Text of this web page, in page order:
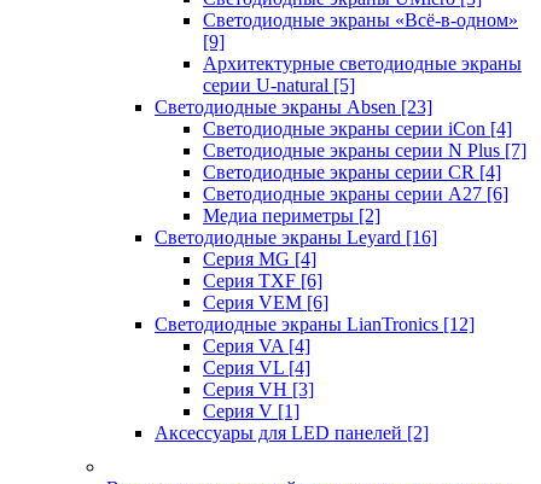
Светодиодные экраны «Всё-в-одном»
[9]
Архитектурные светодиодные экраны
серии U-natural [5]
Светодиодные экраны Absen [23]
Светодиодные экраны серии iCon [4]
Светодиодные экраны серии N Plus [7]
Светодиодные экраны серии CR [4]
Светодиодные экраны серии А27 [6]
Медиа периметры [2]
Светодиодные экраны Leyard [16]
Серия MG [4]
Серия TXF [6]
Серия VEM [6]
Светодиодные экраны LianTronics [12]
Серия VA [4]
Серия VL [4]
Серия VH [3]
Серия V [1]
Аксессуары для LED панелей [2]